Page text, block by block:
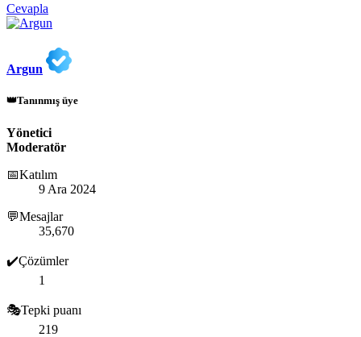
Cevapla
Argun
👑Tanınmış üye
Yönetici
Moderatör
📅Katılım
9 Ara 2024
💬Mesajlar
35,670
✔️Çözümler
1
🎭Tepki puanı
219